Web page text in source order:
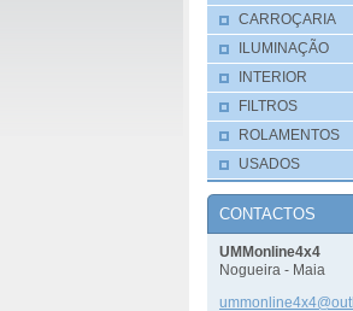
CARROÇARIA
ILUMINAÇÃO
INTERIOR
FILTROS
ROLAMENTOS
USADOS
CONTACTOS
UMMonline4x4
Nogueira - Maia
ummonline4x4@out